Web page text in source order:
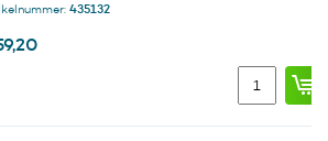
435132
BubbleFlush
Waterstop